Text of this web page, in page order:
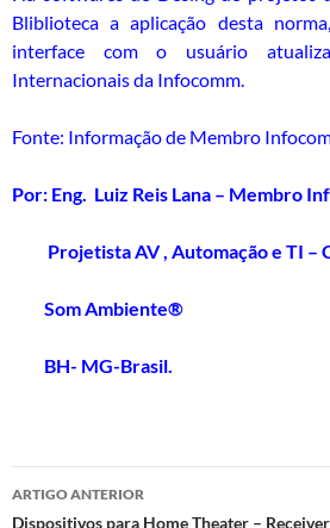
Bliblioteca a aplicação desta
interface com o usuário
Internacionais da Infocomm.
Fonte: Informação de Membro
Por: Eng. Luiz Reis Lana – Membro
Projetista AV , Automação e TI –
Som Ambiente®
BH- MG-Brasil.
Navegação
ARTIGO ANTERIOR
Dispositivos para Home Theater –